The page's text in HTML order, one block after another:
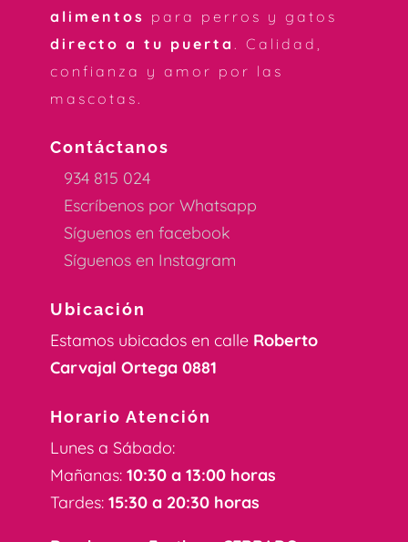
alimentos para perros y gatos
directo a tu puerta . Calidad,
confianza y amor por las
mascotas.
Contáctanos
934 815 024
Escríbenos por Whatsapp
Síguenos en facebook
Síguenos en Instagram
Ubicación
Estamos ubicados en calle Roberto
Carvajal Ortega 0881
Horario Atención
Lunes a Sábado:
Mañanas: 10:30 a 13:00 horas
Tardes: 15:30 a 20:30 horas